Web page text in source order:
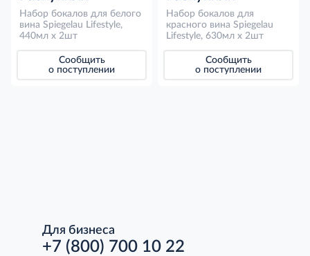
Набор бокалов для белого
вина Spiegelau Lifestyle,
440мл х 2шт
Сообщить
о поступлении
Набор бокалов для
красного вина Spiegelau
Lifestyle, 630мл х 2шт
Сообщить
о поступлении
Для бизнеса
+7 (800) 700 10 22